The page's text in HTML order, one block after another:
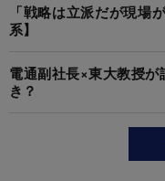
「戦略は立派だが現場
系】
電通副社長×東大教授
き？